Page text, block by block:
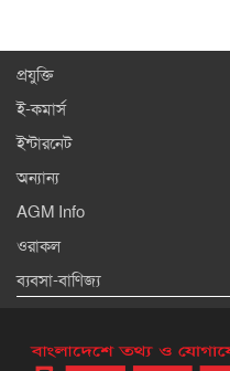
প্রযুক্তি
ই-কমার্স
ইন্টারনেট
অন্যান্য
AGM Info
ওরাকল
ব্যবসা-বাণিজ্য